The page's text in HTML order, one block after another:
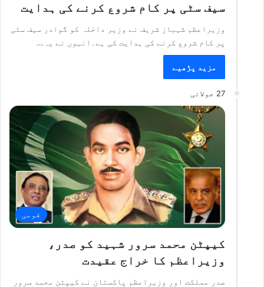
سیف سٹی پر کام شروع کرنے کی ہدایت
وزیراعظم شہباز شریف نے وزیر داخلہ کو گوادر سیف سٹی
پر کام شروع کرنے کی ہدایت کی ہے۔انہوں نے یہ…
مزید پڑھیے
27 جولائی
قومی
کیپٹن محمد سرور شہید کو صدر،
وزیراعظم کا خراج عقیدت
صدر مملکت اور وزیراعظم پاکستان نے کیپٹن محمد سرور